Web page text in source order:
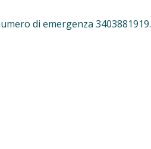
di emergenza 3403881919.